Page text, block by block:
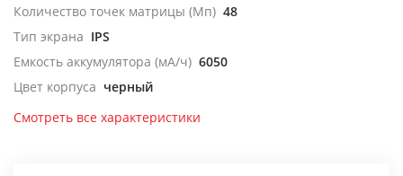
Количество точек матрицы (Мп) 48
Тип экрана IPS
Емкость аккумулятора (мА/ч) 6050
Цвет корпуса черный
Смотреть все характеристики